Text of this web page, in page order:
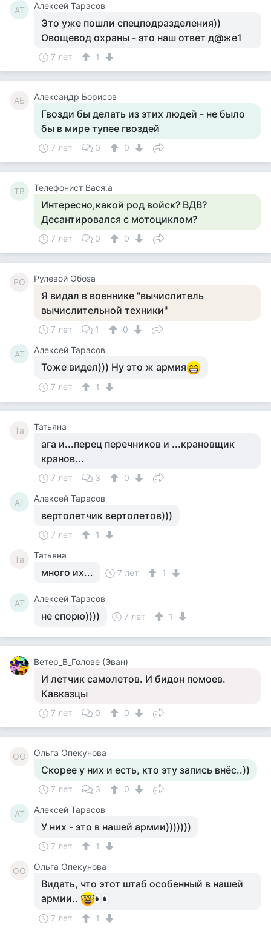
АТ Алексей Тарасов
Это уже пошли спецподразделения))
Овощевод охраны - это наш ответ д@же1
7 лет 1
АБ Александр Борисов
Гвозди бы делать из этих людей - не было
бы в мире тупее гвоздей
7 лет 0 0
ТВ Телефонист Вася.а
Интересно,какой род войск? ВДВ?
Десантировался с мотоциклом?
7 лет 0 0
РО Рулевой Обоза
Я видал в военнике "вычислитель
вычислительной техники"
7 лет 1 0
АТ Алексей Тарасов
Тоже видел))) Ну это ж армия
7 лет 1
Та Татьяна
ага и...перец перечников и ...крановщик
кранов...
7 лет 3 0
АТ Алексей Тарасов
вертолетчик вертолетов)))
7 лет 1
Та Татьяна
много их... 7 лет 1
АТ Алексей Тарасов
не спорю)))) 7 лет 1
Ветер_В_Голове (Эван)
И летчик самолетов. И бидон помоев.
Кавказцы
7 лет 0 0
ОО Ольга Опекунова
Скорее у них и есть, кто эту запись внёс..))
7 лет 3 0
АТ Алексей Тарасов
У них - это в нашей армии)))))))
7 лет 1
ОО Ольга Опекунова
Видать, что этот штаб особенный в нашей
армии..
7 лет 1